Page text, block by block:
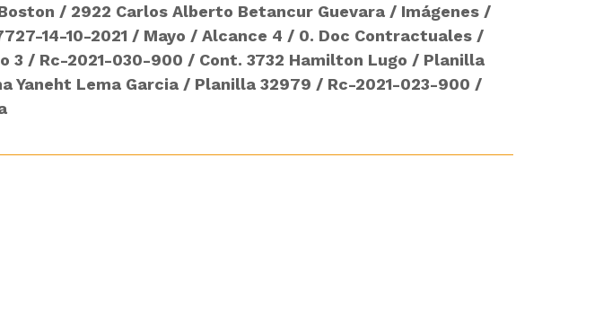
/ 2922 Carlos Alberto Betancur Guevara / Imágenes /
14-10-2021 / Mayo / Alcance 4 / 0. Doc Contractuales /
3 / Rc-2021-030-900 / Cont. 3732 Hamilton Lugo / Planilla
Yaneht Lema Garcia / Planilla 32979 / Rc-2021-023-900 /